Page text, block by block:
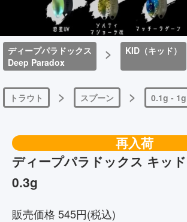
ディープパラドックス
Deep Paradox
> KID（キッド）
トラウト > スプーン > 0.1g - 1g
再入荷
ディープパラドックス キッド
0.3g
販売価格 545円(税込)